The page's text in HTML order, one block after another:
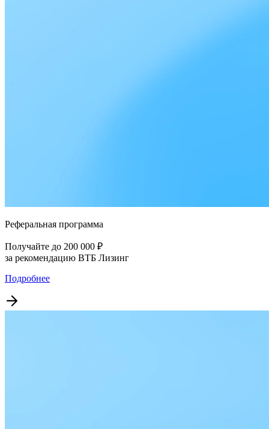
Реферальная программа
Получайте до 200 000 ₽
за рекомендацию ВТБ Лизинг
Подробнее